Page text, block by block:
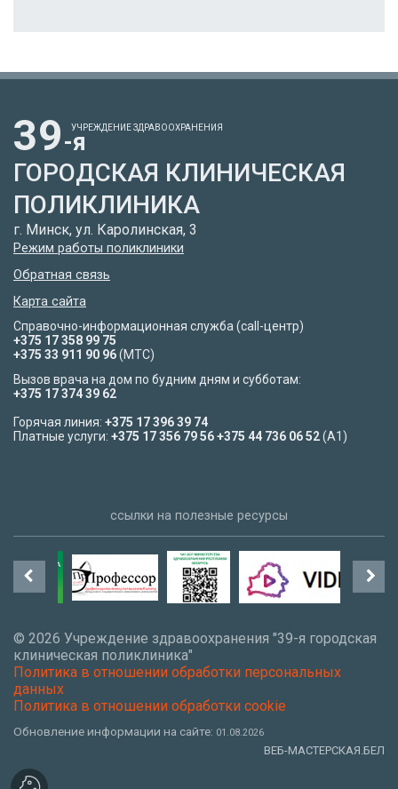
39-я
УЧРЕЖДЕНИЕ ЗДРАВООХРАНЕНИЯ
ГОРОДСКАЯ КЛИНИЧЕСКАЯ
ПОЛИКЛИНИКА
г. Минск, ул. Каролинская, 3
Режим работы поликлиники
Обратная связь
Карта сайта
Справочно-информационная служба (call-центр)
+375 17 358 99 75
+375 33 911 90 96(МТС)
Вызов врача на дом по будним дням и субботам:
+375 17 374 39 62
Горячая линия: +375 17 396 39 74
Платные услуги: +375 17 356 79 56+375 44 736 06 52(A1)
ссылки на полезные ресурсы
© 2026 Учреждение здравоохранения "39-я городская
клиническая поликлиника"
Политика в отношении обработки персональных
данных
Политика в отношении обработки cookie
Обновление информации на сайте: 01.08.2026
ВЕБ-МАСТЕРСКАЯ.БЕЛ